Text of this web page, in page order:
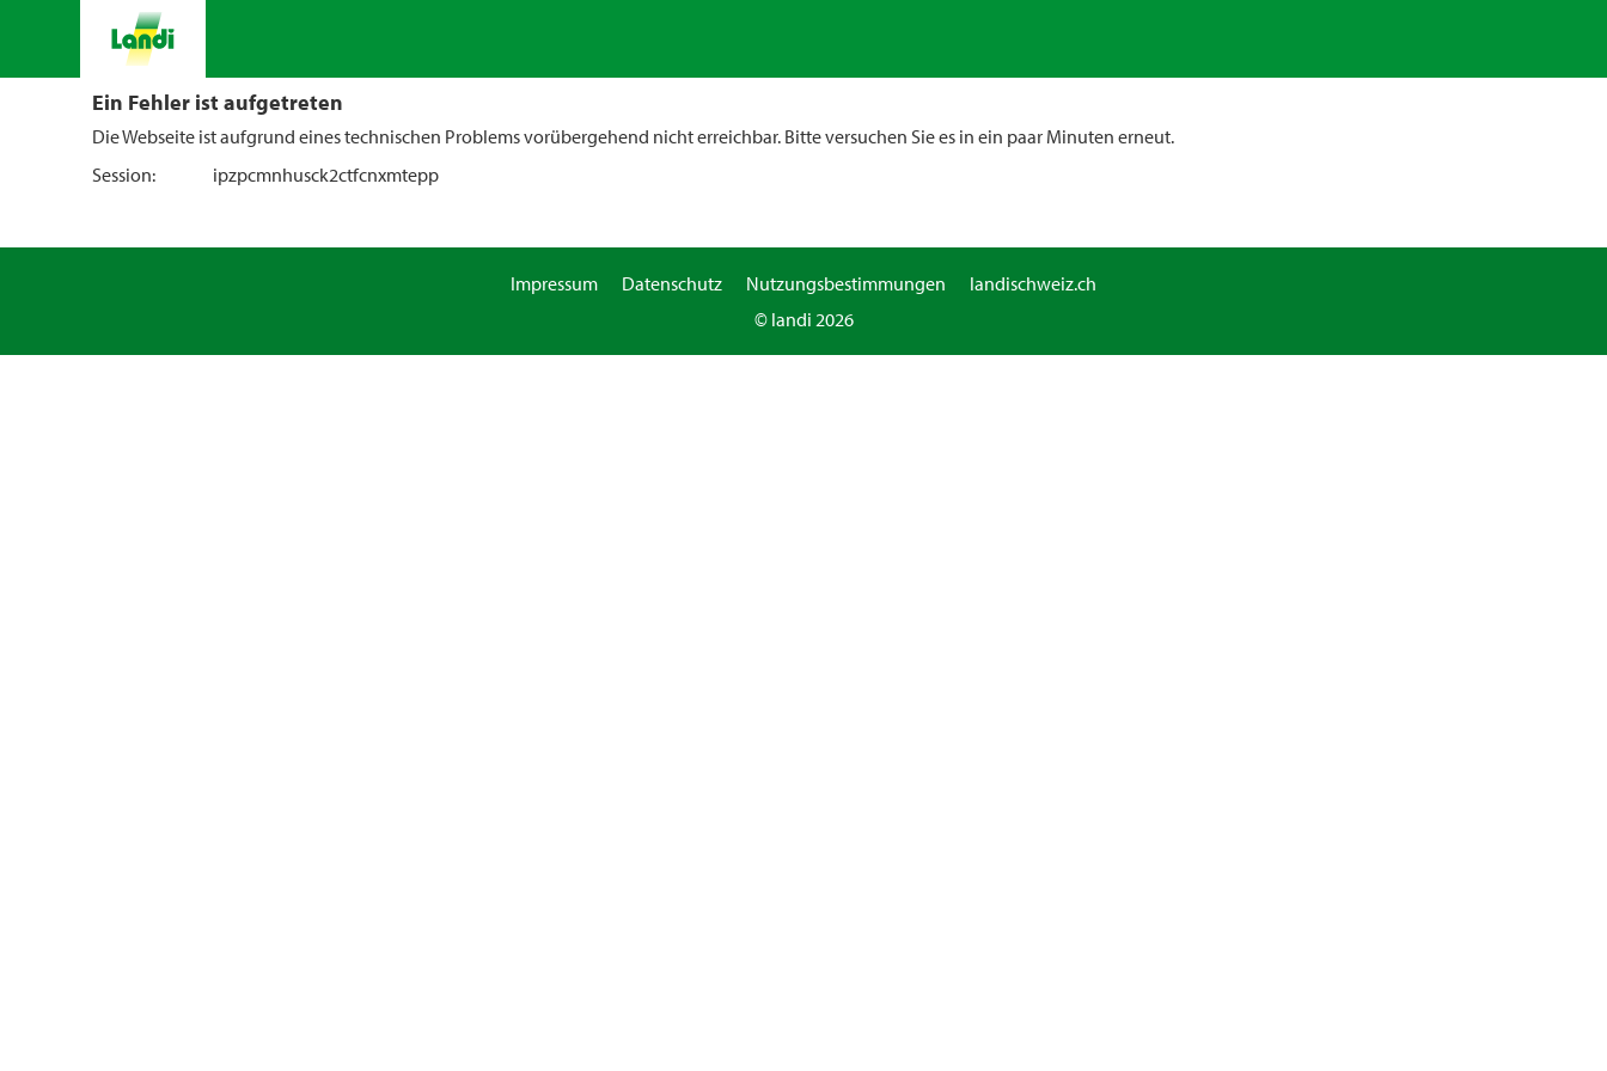
Ein Fehler ist aufgetreten
Die Webseite ist aufgrund eines technischen Problems vorübergehend nicht erreichbar. Bitte versuchen Sie es in ein paar Minuten erneut.
Session:
ipzpcmnhusck2ctfcnxmtepp
Impressum Datenschutz Nutzungsbestimmungen
landischweiz.ch
© landi 2026